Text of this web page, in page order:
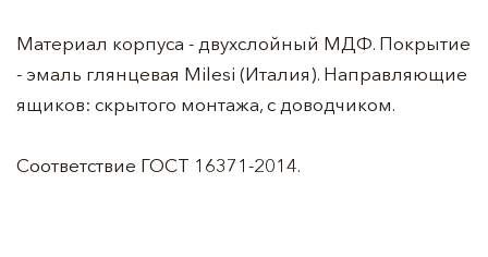
Материал корпуса - двухслойный МДФ. Покрытие
- эмаль глянцевая Milesi (Италия). Направляющие
ящиков: скрытого монтажа, с доводчиком.
Соответствие ГОСТ 16371-2014.